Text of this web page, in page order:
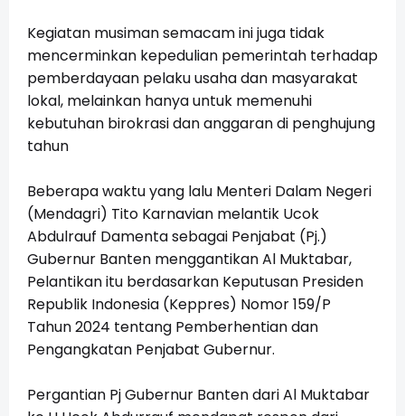
Kegiatan musiman semacam ini juga tidak
mencerminkan kepedulian pemerintah terhadap
pemberdayaan pelaku usaha dan masyarakat
lokal, melainkan hanya untuk memenuhi
kebutuhan birokrasi dan anggaran di penghujung
tahun
Beberapa waktu yang lalu Menteri Dalam Negeri
(Mendagri) Tito Karnavian melantik Ucok
Abdulrauf Damenta sebagai Penjabat (Pj.)
Gubernur Banten menggantikan Al Muktabar,
Pelantikan itu berdasarkan Keputusan Presiden
Republik Indonesia (Keppres) Nomor 159/P
Tahun 2024 tentang Pemberhentian dan
Pengangkatan Penjabat Gubernur.
Pergantian Pj Gubernur Banten dari Al Muktabar